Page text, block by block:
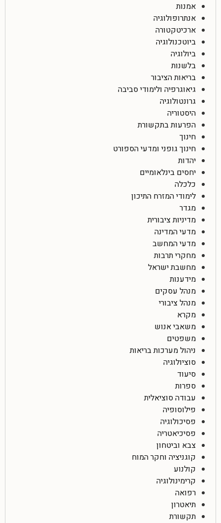
אמנות
אנתרופולוגיה
ארכיטקטורה
ביוטכנולוגיה
ביולוגיה
בלשנות
בריאות הציבור
גיאוגרפיה ולימודי סביבה
גרונטולוגיה
היסטוריה
הפרעות בתקשורת
חינוך
חינוך גופני ומדעי הספורט
יהדות
יחסים בינלאומיים
כלכלה
לימודי המזרח התיכון
מגדר
מדיניות ציבורית
מדעי המדינה
מדעי המחשב
מחקרי תרבות
מחשבת ישראל
מידענות
מנהל עסקים
מנהל ציבורי
מקרא
משאבי אנוש
משפטים
ניהול מערכות בריאות
סוציולוגיה
סיעוד
ספרות
עבודה סוציאלית
פילוסופיה
פסיכולוגיה
פסיכיאטריה
צבא וביטחון
קוגניציה וחקר המוח
קולנוע
קרימינולוגיה
רפואה
תיאטרון
תקשורת